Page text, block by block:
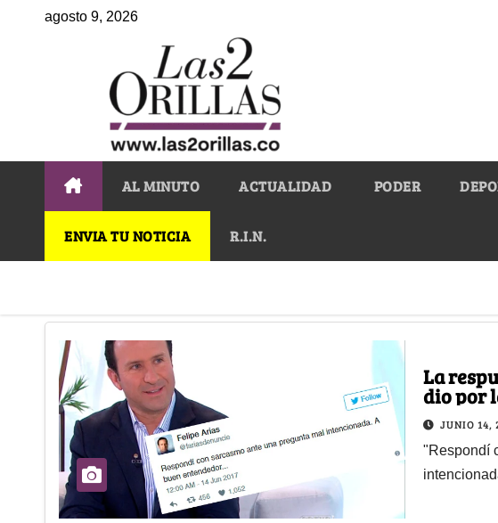
agosto 9, 2026
AL MINUTO ACTUALIDAD PODER
ENVIA TU NOTICIA R.I.N.
La
dio por
hacer
JUNIO 14,
"Respondí